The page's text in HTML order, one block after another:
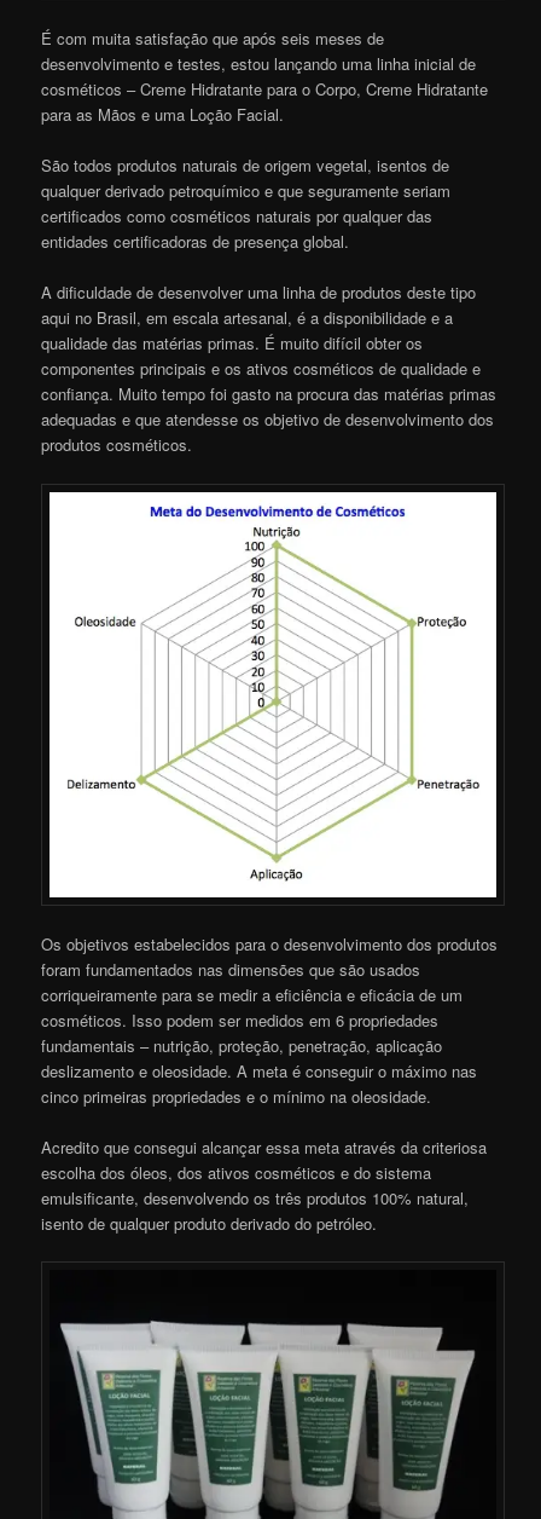
É com muita satisfação que após seis meses de
desenvolvimento e testes, estou lançando uma linha inicial de
cosméticos – Creme Hidratante para o Corpo, Creme Hidratante
para as Mãos e uma Loção Facial.
São todos produtos naturais de origem vegetal, isentos de
qualquer derivado petroquímico e que seguramente seriam
certificados como cosméticos naturais por qualquer das
entidades certificadoras de presença global.
A dificuldade de desenvolver uma linha de produtos deste tipo
aqui no Brasil, em escala artesanal, é a disponibilidade e a
qualidade das matérias primas. É muito difícil obter os
componentes principais e os ativos cosméticos de qualidade e
confiança. Muito tempo foi gasto na procura das matérias primas
adequadas e que atendesse os objetivo de desenvolvimento dos
produtos cosméticos.
Os objetivos estabelecidos para o desenvolvimento dos produtos
foram fundamentados nas dimensões que são usados
corriqueiramente para se medir a eficiência e eficácia de um
cosméticos. Isso podem ser medidos em 6 propriedades
fundamentais – nutrição, proteção, penetração, aplicação
deslizamento e oleosidade. A meta é conseguir o máximo nas
cinco primeiras propriedades e o mínimo na oleosidade.
Acredito que consegui alcançar essa meta através da criteriosa
escolha dos óleos, dos ativos cosméticos e do sistema
emulsificante, desenvolvendo os três produtos 100% natural,
isento de qualquer produto derivado do petróleo.